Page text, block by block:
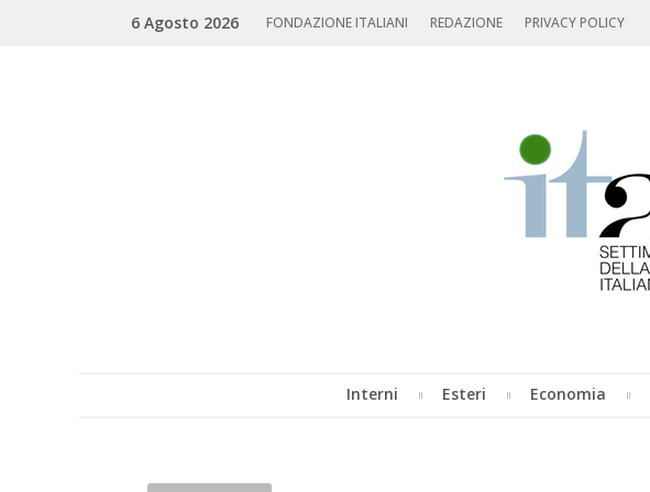
Search
6 Agosto 2026 FONDAZIONE ITALIANI REDAZIONE PRIVACY POLICY
Interni Esteri Economia